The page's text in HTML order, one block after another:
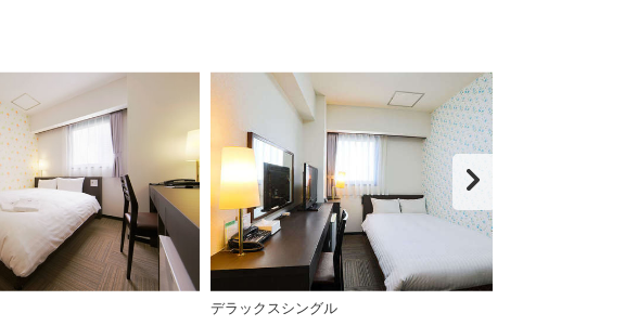
デラックスシングル